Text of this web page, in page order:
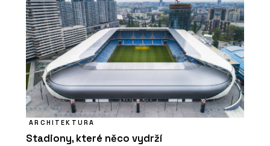
ARCHITEKTURA
Stadiony, které něco vydrží